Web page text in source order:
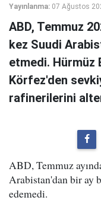
Yayınlanma: 07 Ağustos
ABD, Temmuz
kez Suudi
etmedi. Hürmüz
Körfez'den
rafinerilerini
ABD, Temmuz
Arabistan'dan bir ay
edemedi.